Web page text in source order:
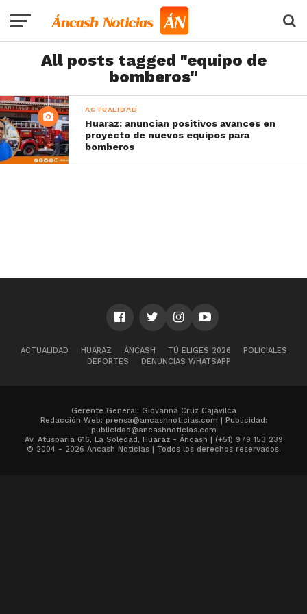
All posts tagged "equipo de
bomberos"
ACTUALIDAD
Huaraz: anuncian positivos avances en
proyecto de nuevos equipos para
bomberos
ACTUALIDAD HUARAZ ÁNCASH TÚ ELIGES 2026
POLICIALES
DEPORTES
DENUNCIAS WHATSAPP
Gerente General: Giovanna Cruz Cajavilca
Redacción Web: prensa@ancashnoticias.com | Publicidad:
publicidad@ancashnoticias.com
Av. Atusparia 616, La Soledad, Huaraz - Áncash | (+51) 979 153 239
© 2004 - 2026 Ancash Noticias | Todos los derechos reservados.